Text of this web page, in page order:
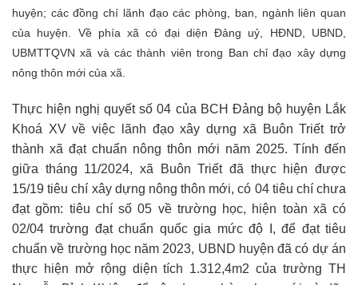
huyện; các đồng chí lãnh đạo các phòng, ban, ngành liên quan
của huyện. Về phía xã có đại diện Đảng uỷ, HĐND, UBND,
UBMTTQVN xã và các thành viên trong Ban chỉ đạo xây dựng
nông thôn mới của xã.
Thực hiện nghị quyết số 04 của BCH Đảng bộ huyện Lắk
Khoá XV về việc lãnh đạo xây dựng xã Buôn Triết trở
thành xã đạt chuẩn nông thôn mới năm 2025. Tính đến
giữa tháng 11/2024, xã Buôn Triết đã thực hiện được
15/19 tiêu chí xây dựng nông thôn mới, có 04 tiêu chí chưa
đạt gồm: tiêu chí số 05 về trường học, hiện toàn xã có
02/04 trường đạt chuẩn quốc gia mức độ I, để đạt tiêu
chuẩn về trường học năm 2023, UBND huyện đã có dự án
thực hiện mở rộng diện tích 1.312,4m2 của trường TH